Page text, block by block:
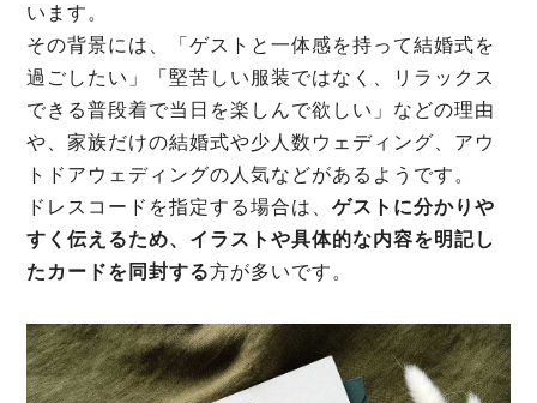
います。
その背景には、「ゲストと一体感を持って結婚式を
過ごしたい」「堅苦しい服装ではなく、リラックス
できる普段着で当日を楽しんで欲しい」などの理由
や、家族だけの結婚式や少人数ウェディング、アウ
トドアウェディングの人気などがあるようです。
ドレスコードを指定する場合は、ゲストに分かりや
すく伝えるため、イラストや具体的な内容を明記し
たカードを同封する方が多いです。